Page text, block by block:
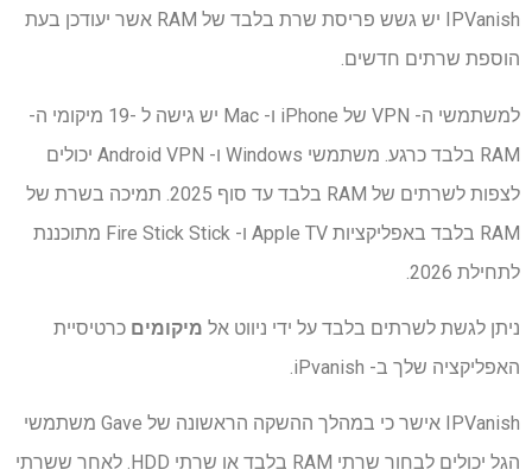
IPVanish יש גשש פריסת שרת בלבד של RAM אשר יעודכן בעת ​​
הוספת שרתים חדשים.
למשתמשי ה- VPN של iPhone ו- Mac יש גישה ל -19 מיקומי ה-
RAM בלבד כרגע. משתמשי Windows ו- Android VPN יכולים
לצפות לשרתים של RAM בלבד עד סוף 2025. תמיכה בשרת של
RAM בלבד באפליקציות Apple TV ו- Fire Stick Stick מתוכננת
לתחילת 2026.
ניתן לגשת לשרתים בלבד על ידי ניווט אל מיקומים כרטיסיית
האפליקציה שלך ב- iPvanish.
IPVanish אישר כי במהלך ההשקה הראשונה של Gave משתמשי
הגל יכולים לבחור שרתי RAM בלבד או שרתי HDD. לאחר ששרתי